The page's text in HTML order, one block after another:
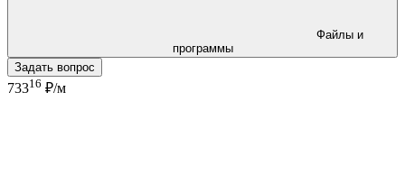
программы
Задать вопрос
73316 ₽/м